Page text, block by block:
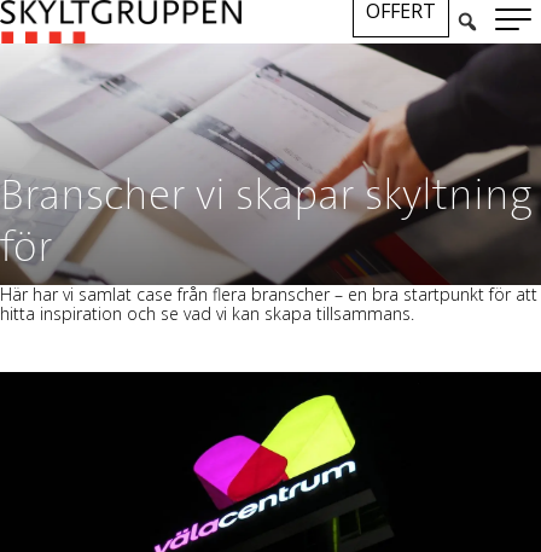
OFFERT
Branscher vi skapar skyltning
för
Här har vi samlat case från flera branscher – en bra startpunkt för att
hitta inspiration och se vad vi kan skapa tillsammans.